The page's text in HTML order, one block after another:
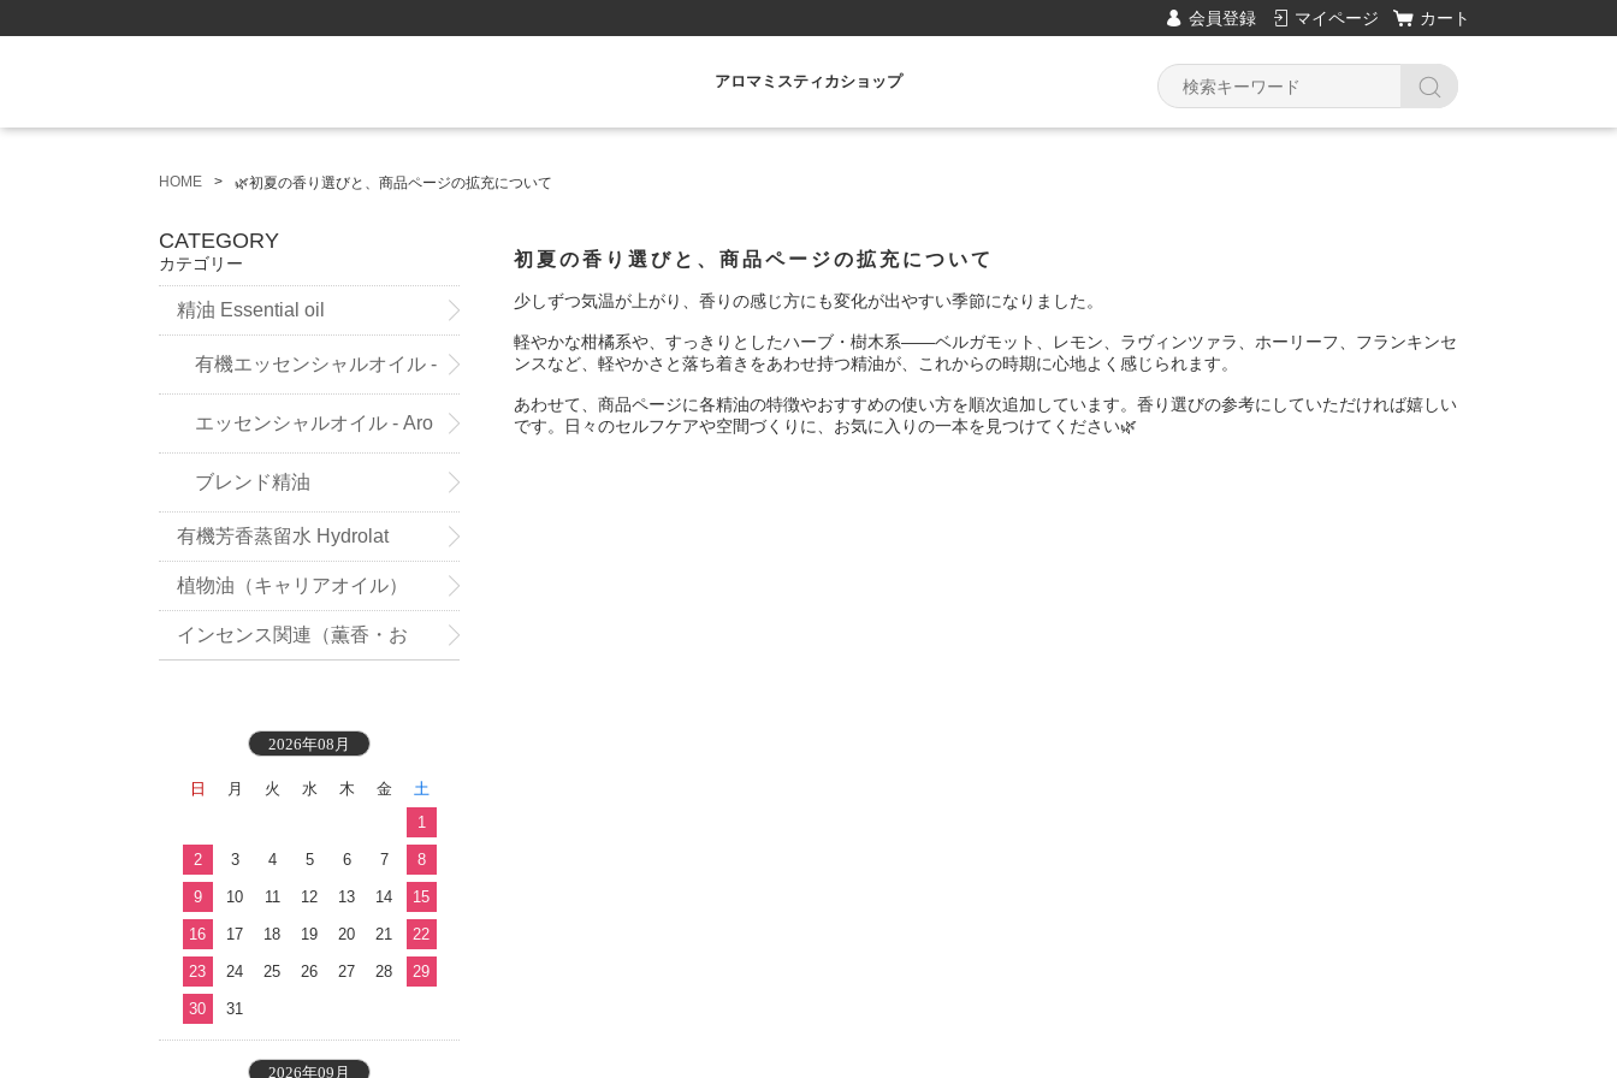
会員登録 マイページ カート
アロマミスティカショップ
HOME 🌿初夏の香り選びと、商品ページの拡充について
初夏の香り選びと、商品ページの拡充について
少しずつ気温が上がり、香りの感じ方にも変化が出やすい季節になりました。
軽やかな柑橘系や、すっきりとしたハーブ・樹木系——ベルガモット、レモン、ラヴィンツァラ、ホーリーフ、フランキンセ
ンスなど、軽やかさと落ち着きをあわせ持つ精油が、これからの時期に心地よく感じられます。
あわせて、商品ページに各精油の特徴やおすすめの使い方を順次追加しています。香り選びの参考にしていただければ嬉しい
です。日々のセルフケアや空間づくりに、お気に入りの一本を見つけてください🌿
CATEGORY
カテゴリー
精油 Essential oil
有機エッセンシャルオイル -
Sensoleo -
エッセンシャルオイル - Aro
maland - (ドイツ薬局方準拠精
油）
ブレンド精油
有機芳香蒸留水 Hydrolat
植物油（キャリアオイル）
インセンス関連（薫香・お
2026年08月
日 月 火 水 木 金
土
1
2 3 4 5 6 7 8
9 10 11 12 13 14 15
16 17 18 19 20 21 22
23 24 25 26 27 28 29
30 31
2026年09月